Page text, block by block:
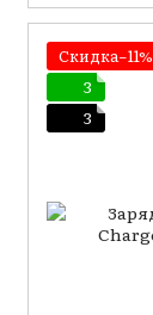
Скидка−11%
3
3